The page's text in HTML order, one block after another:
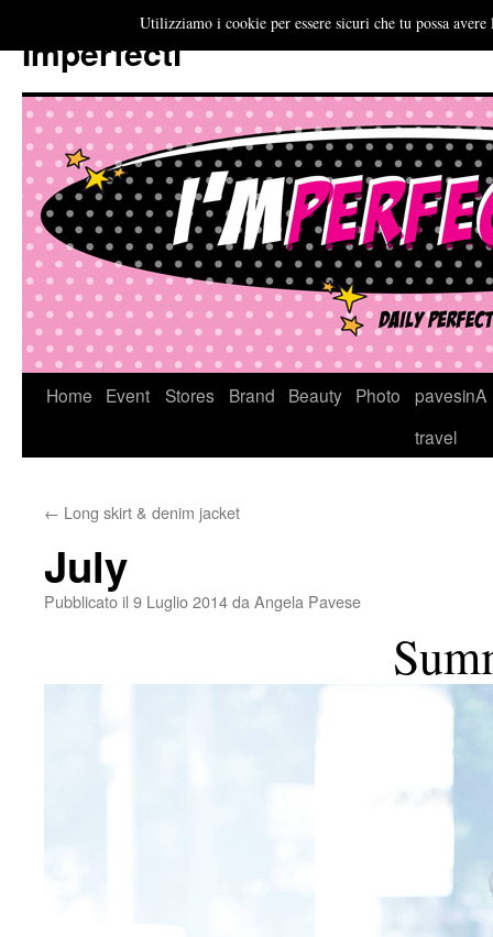
Imperfecti
VaiHome Event Stores Brand Beauty Photo
pavesinA
travel
← Long skirt & denim jacket
July
Pubblicato il 9 Luglio 2014da Angela Pavese
Utilizziamo i cookie per essere sicuri che tu possa